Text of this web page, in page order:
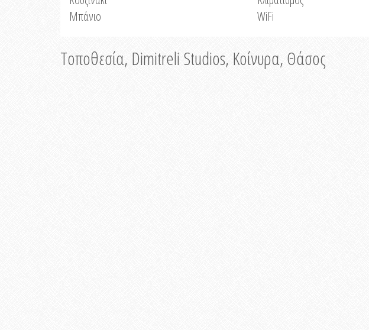
Μπάνιο
WiFi
Τοποθεσία, Dimitreli Studios, Κοίνυρα, Θάσος